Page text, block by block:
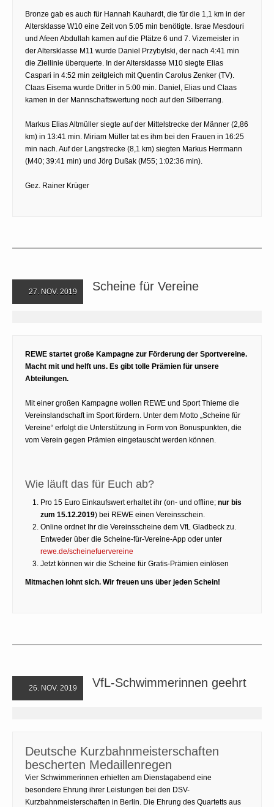
Bronze gab es auch für Hannah Kauhardt, die für die 1,1 km in der
Altersklasse W10 eine Zeit von 5:05 min benötigte. Israe Mesdouri
und Afeen Abdullah kamen auf die Plätze 6 und 7. Vizemeister in
der Altersklasse M11 wurde Daniel Przybylski, der nach 4:41 min
die Ziellinie überquerte. In der Altersklasse M10 siegte Elias
Caspari in 4:52 min zeitgleich mit Quentin Carolus Zenker (TV).
Claas Eisema wurde Dritter in 5:00 min. Daniel, Elias und Claas
kamen in der Mannschaftswertung noch auf den Silberrang.
Markus Elias Altmüller siegte auf der Mittelstrecke der Männer (2,86
km) in 13:41 min. Miriam Müller tat es ihm bei den Frauen in 16:25
min nach. Auf der Langstrecke (8,1 km) siegten Markus Herrmann
(M40; 39:41 min) und Jörg Dußak (M55; 1:02:36 min).
Gez. Rainer Krüger
27. NOV. 2019 Scheine für Vereine
REWE startet große Kampagne zur Förderung der Sportvereine.
Macht mit und helft uns. Es gibt tolle Prämien für unsere
Abteilungen.
Mit einer großen Kampagne wollen REWE und Sport Thieme die
Vereinslandschaft im Sport fördern. Unter dem Motto „Scheine für
Vereine“ erfolgt die Unterstützung in Form von Bonuspunkten, die
vom Verein gegen Prämien eingetauscht werden können.
Wie läuft das für Euch ab?
Pro 15 Euro Einkaufswert erhaltet ihr (on- und offline; nur bis
zum 15.12.2019) bei REWE einen Vereinsschein.
Online ordnet Ihr die Vereinsscheine dem VfL Gladbeck zu.
Entweder über die Scheine-für-Vereine-App oder unter
rewe.de/scheinefuervereine
Jetzt können wir die Scheine für Gratis-Prämien einlösen
Mitmachen lohnt sich. Wir freuen uns über jeden Schein!
26. NOV. 2019 VfL-Schwimmerinnen geehrt
Deutsche Kurzbahnmeisterschaften
bescherten Medaillenregen
Vier Schwimmerinnen erhielten am Dienstagabend eine
besondere Ehrung ihrer Leistungen bei den DSV-
Kurzbahnmeisterschaften in Berlin. Die Ehrung des Quartetts aus